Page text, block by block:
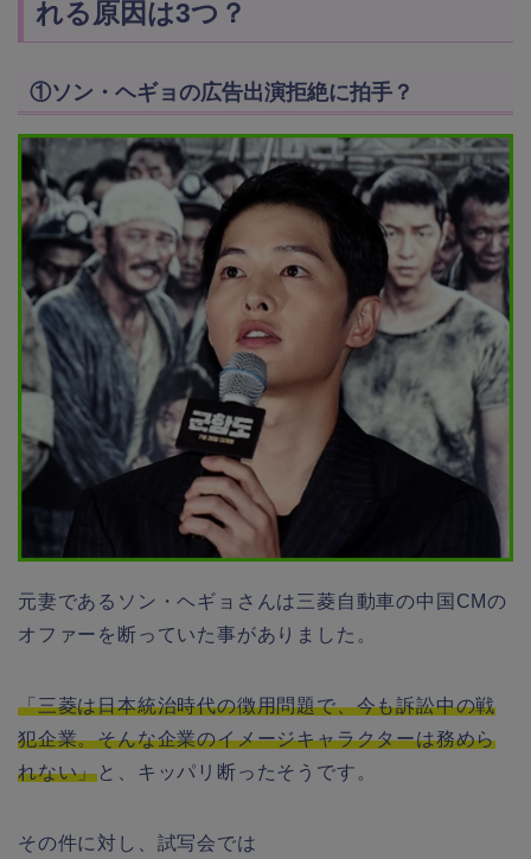
れる原因は3つ？
①ソン・ヘギョの広告出演拒絶に拍手？
元妻であるソン・ヘギョさんは三菱自動車の中国CMの
オファーを断っていた事がありました。
「三菱は日本統治時代の徴用問題で、今も訴訟中の戦
犯企業。そんな企業のイメージキャラクターは務めら
れない」と、キッパリ断ったそうです。
その件に対し、試写会では